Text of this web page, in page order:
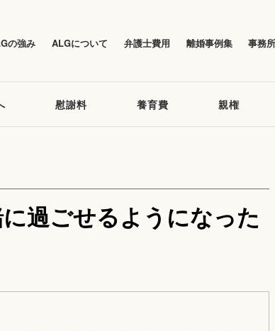
の強み ALGについて 弁護士費用 離婚事例集 事務
慰謝料 養育費 親権
過ごせるようになった